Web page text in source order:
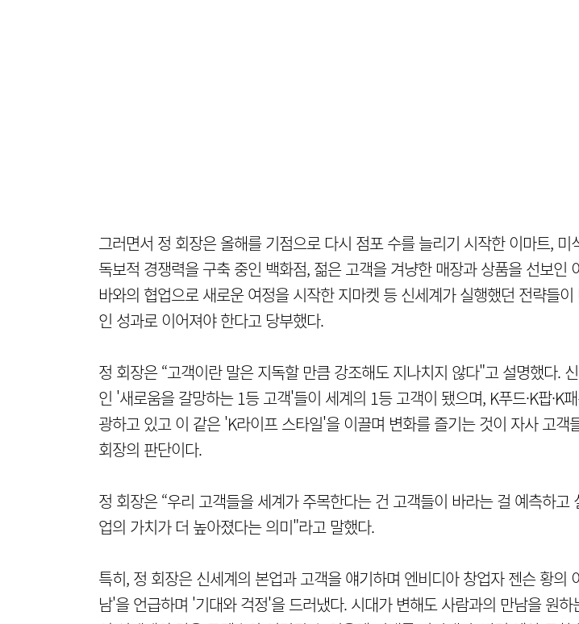
그러면서 정 회장은 올해를 기점으로 다시 점포 수를 늘리기 시작한 이마트, 미
독보적 경쟁력을 구축 중인 백화점, 젊은 고객을 겨냥한 매장과 상품을 선보인
바와의 협업으로 새로운 여정을 시작한 지마켓 등 신세계가 실행했던 전략들
인 성과로 이어져야 한다고 당부했다.
정 회장은 “고객이란 말은 지독할 만큼 강조해도 지나치지 않다"고 설명했다.
인 '새로움을 갈망하는 1등 고객'들이 세계의 1등 고객이 됐으며, K푸드·K팝·K
광하고 있고 이 같은 'K라이프 스타일'을 이끌며 변화를 즐기는 것이 자사 고객
회장의 판단이다.
정 회장은 “우리 고객들을 세계가 주목한다는 건 고객들이 바라는 걸 예측하고
업의 가치가 더 높아졌다는 의미"라고 말했다.
특히, 정 회장은 신세계의 본업과 고객을 얘기하며 엔비디아 창업자 젠슨 황의
남'을 언급하며 '기대와 걱정'을 드러냈다. 시대가 변해도 사람과의 만남을 원